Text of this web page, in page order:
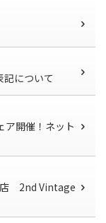
について
ア開催！ネット
店 2nd Vintage